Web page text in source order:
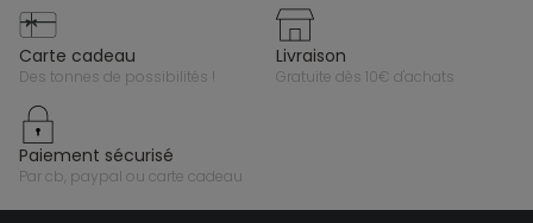
carte cadeau
des tonnes de possibilités !
livraison
gratuite dès 10€ d'achats
paiement sécurisé
par cb, paypal ou carte cadeau